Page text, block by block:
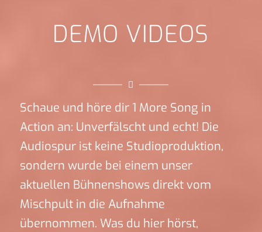
DEMO VIDEOS
Schaue und höre dir 1 More Song in
Action an: Unverfälscht und echt! Die
Audiospur ist keine Studioproduktion,
sondern wurde bei einem unser
aktuellen Bühnenshows direkt vom
Mischpult in die Aufnahme
übernommen. Was du hier hörst,